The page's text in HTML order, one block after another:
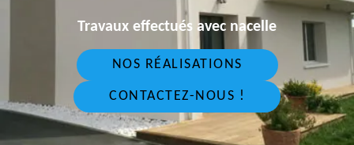
Travaux effectués avec nacelle
NOS RÉALISATIONS
CONTACTEZ-NOUS !